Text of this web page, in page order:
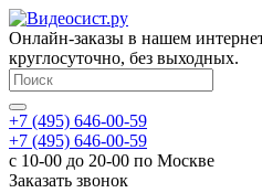
Онлайн-заказы в нашем
круглосуточно, без выходных.
+7 (495) 646-00-59
+7 (495) 646-00-59
с 10-00 до 20-00 по Москве
Заказать звонок